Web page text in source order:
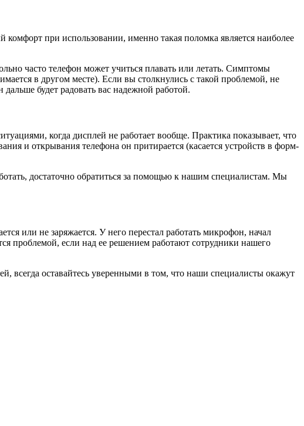
при использовании, именно такая поломка является наиболее
часто телефон может учиться плавать или летать. Симптомы
в другом месте). Если вы столкнулись с такой проблемой, не
будет радовать вас надежной работой.
когда дисплей не работает вообще. Практика показывает, что
и открывания телефона он притирается (касается устройств в форм-
достаточно обратиться за помощью к нашим специалистам. Мы
или не заряжается. У него перестал работать микрофон, начал
проблемой, если над ее решением работают сотрудники нашего
всегда оставайтесь уверенными в том, что наши специалисты окажут